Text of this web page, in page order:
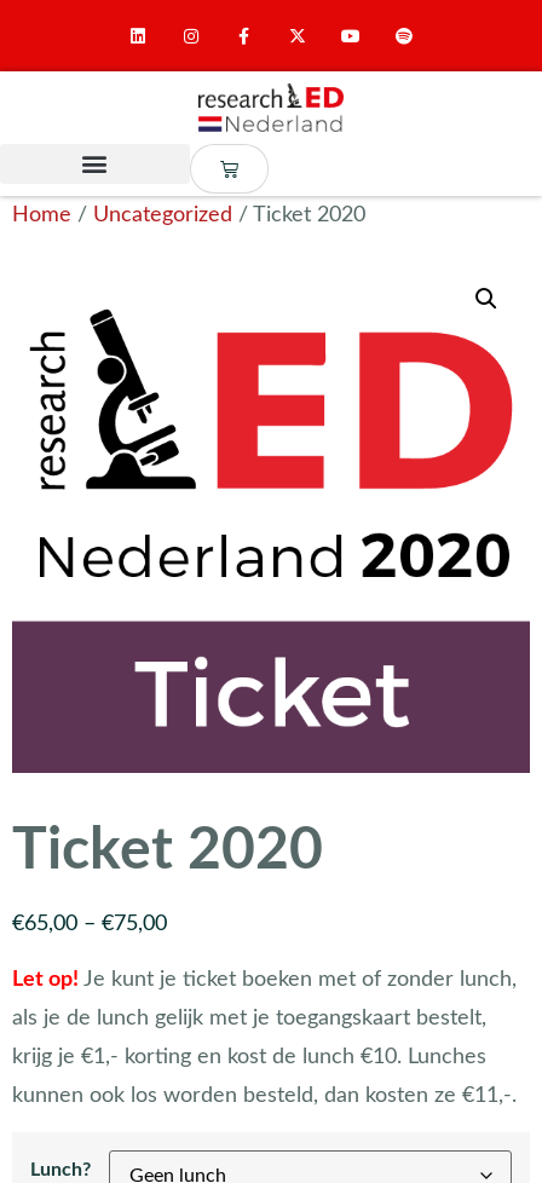
Home / Uncategorized / Ticket 2020
Ticket 2020
€65,00 – €75,00
Let op! Je kunt je ticket boeken met of zonder lunch,
als je de lunch gelijk met je toegangskaart bestelt,
krijg je €1,- korting en kost de lunch €10. Lunches
kunnen ook los worden besteld, dan kosten ze €11,-.
Lunch?